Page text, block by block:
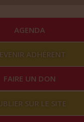
AGENDA
ADHÉRENT
FAIRE UN DON
SUR LE SITE